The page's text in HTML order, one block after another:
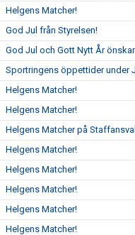
Helgens Matcher!
God Jul från Styrelsen!
God Jul och Gott Nytt År
Sportringens öppettider under
Helgens Matcher!
Helgens Matcher!
Helgens Matcher på
Helgens Matcher!
Helgens Matcher!
Helgens Matcher!
Helgens Matcher!
Helgens Matcher!